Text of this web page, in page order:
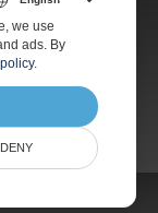
we use
ads. By
.
DENY